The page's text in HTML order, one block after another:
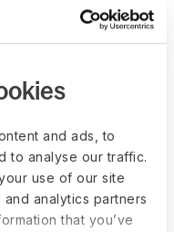
and ads, to
to analyse our traffic.
use of our site
analytics partners
that you’ve
bloggar och